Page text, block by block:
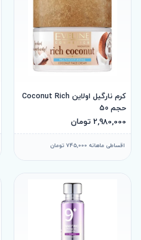
کرم نارگیل اولاین Coconut Rich
حجم 50
2,980,000 تومان
اقساطی ماهانه 745,000 تومان